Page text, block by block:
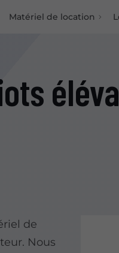
Matériel de location
de
Nous